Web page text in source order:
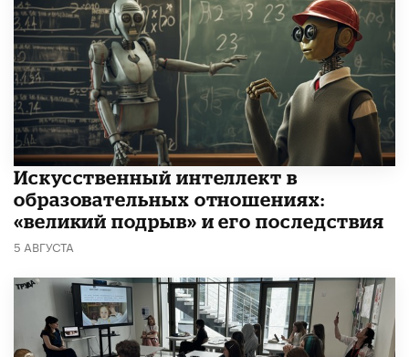
​Искусственный интеллект в
образовательных отношениях:
«великий подрыв» и его последствия
5 АВГУСТА